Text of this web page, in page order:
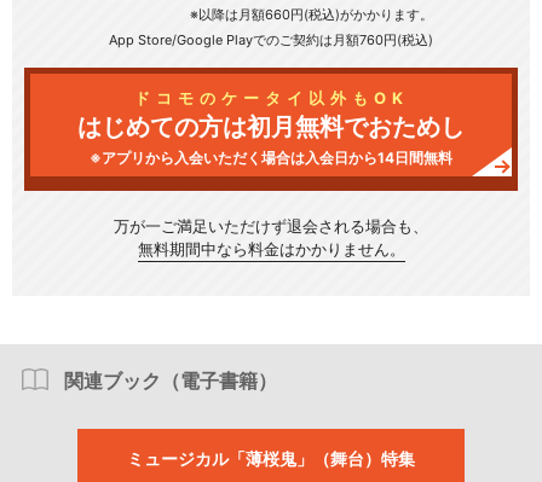
※以降は月額660円(税込)がかかります。
App Store/Google Playでのご契約は月額760円(税込)
ドコモのケータイ以外もOK
はじめての方は初月無料でおためし
※アプリから入会いただく場合は入会日から14日間無料
万が一ご満足いただけず退会される場合も、
無料期間中なら料金はかかりません。
関連ブック（電子書籍）
ミュージカル「薄桜鬼」（舞台）特集